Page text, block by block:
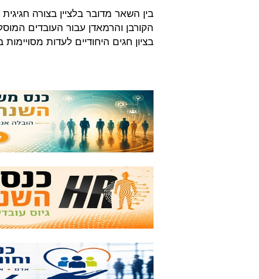
בין השאר מדובר בלציין בצורה
הקורבן והרמאדן עבור העובדים
בציון חגים היחודיים לעדות